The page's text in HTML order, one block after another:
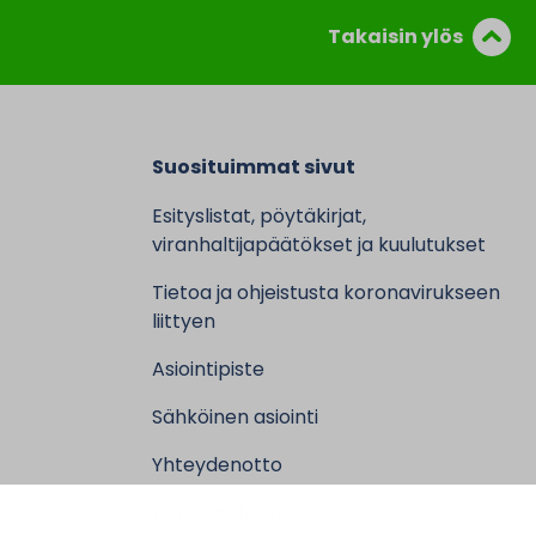
Takaisin ylös
Suosituimmat sivut
Esityslistat, pöytäkirjat,
viranhaltijapäätökset ja kuulutukset
Tietoa ja ohjeistusta koronavirukseen
liittyen
Asiointipiste
Sähköinen asiointi
Yhteydenotto